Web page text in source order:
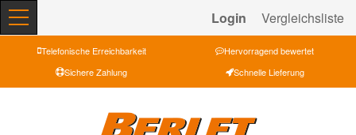
Login Vergleichsliste
Telefonische Erreichbarkeit
Hervorragend bewertet
Sichere Zahlung
Schnelle Lieferung